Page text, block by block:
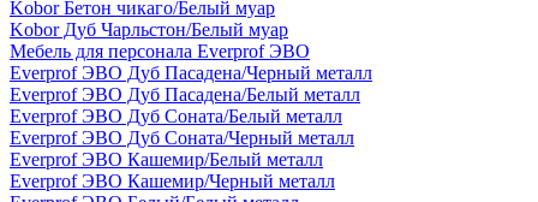
Kobor Бетон чикаго/Белый муар
Kobor Дуб Чарльстон/Белый муар
Мебель для персонала Everprof ЭВО
Everprof ЭВО Дуб Пасадена/Черный металл
Everprof ЭВО Дуб Пасадена/Белый металл
Everprof ЭВО Дуб Соната/Белый металл
Everprof ЭВО Дуб Соната/Черный металл
Everprof ЭВО Кашемир/Белый металл
Everprof ЭВО Кашемир/Черный металл